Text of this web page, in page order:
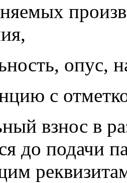
опус,
с
взнос в
до подачи